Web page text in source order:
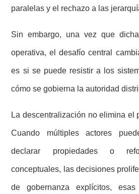
paralelas y el rechazo a las
Sin embargo, una vez que
operativa, el desafío central
es si se puede resistir a los
cómo se gobierna la autoridad
La descentralización no elimina el
Cuando múltiples actores
declarar propiedades o
conceptuales, las decisiones
de gobernanza explícitos,